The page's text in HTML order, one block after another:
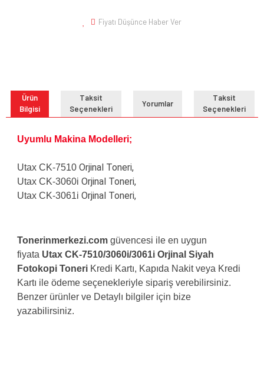
Fiyatı Düşünce Haber Ver
Ürün
Bilgisi
Taksit
Seçenekleri
Yorumlar
Taksit
Seçenekleri
Uyumlu Makina Modelleri;
Utax CK-7510 Orjinal Toneri,
Utax CK-3060i Orjinal Toneri,
Utax CK-3061i Orjinal Toneri,
Tonerinmerkezi.com güvencesi ile en uygun
fiyata Utax CK-7510/3060i/3061i Orjinal Siyah
Fotokopi Toneri Kredi Kartı, Kapıda Nakit veya Kredi
Kartı ile ödeme seçenekleriyle sipariş verebilirsiniz.
Benzer ürünler ve Detaylı bilgiler için bize
yazabilirsiniz.